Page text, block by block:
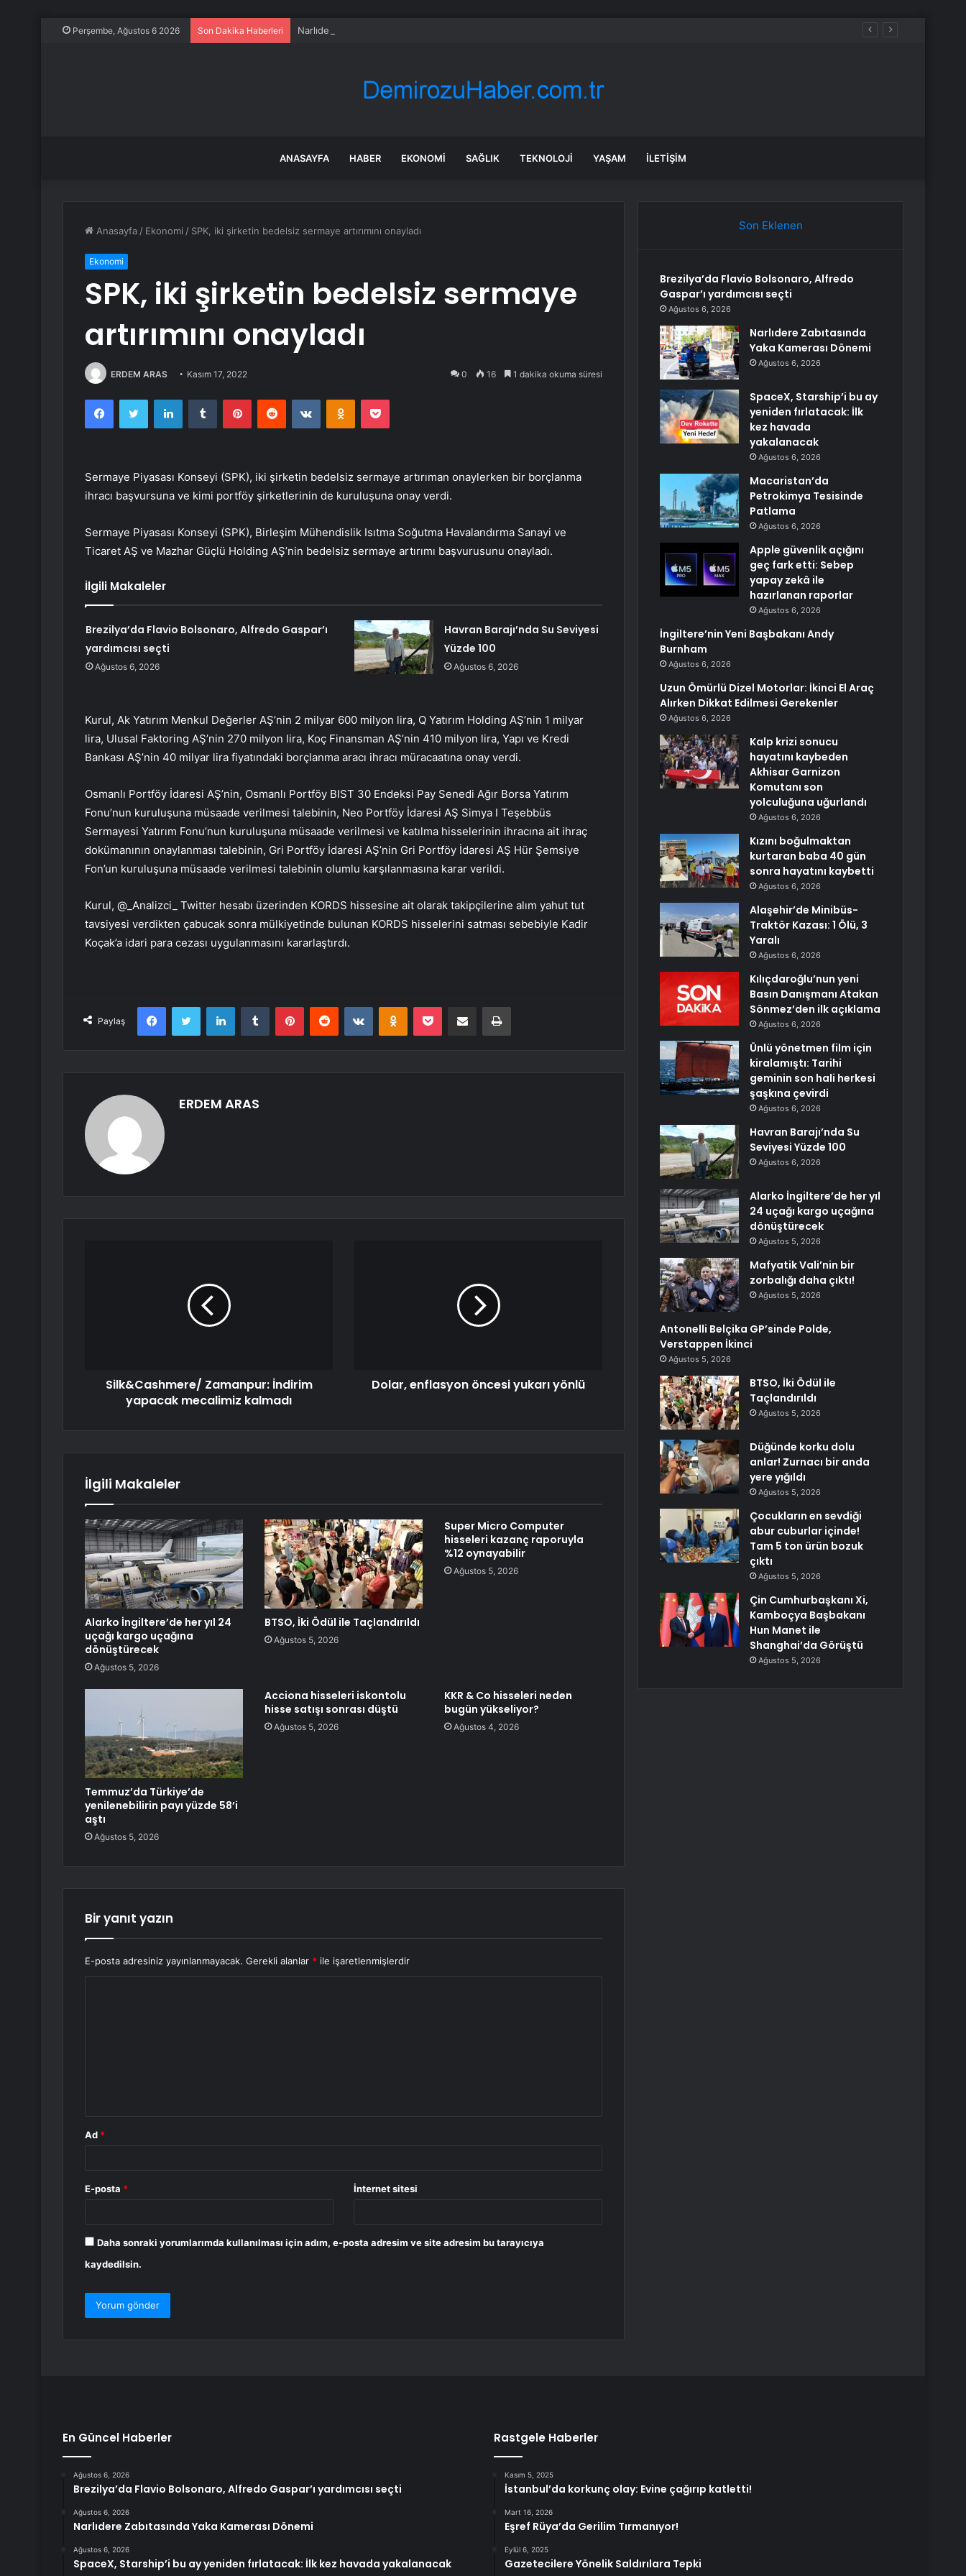
Perşembe, Ağustos 6 2026 Son Dakika Haberleri Narlıdere Zabıtasında Yaka Kamerası Dönemi
ANASAYFA HABER EKONOMI SAĞLIK TEKNOLOJI YAŞAM İLETIŞIM
Anasayfa / Ekonomi / SPK, iki şirketin bedelsiz sermaye artırımını onayladı
Ekonomi
SPK, iki şirketin bedelsiz sermaye
artırımını onayladı
ERDEM ARAS Kasım 17, 2022 0 16 1 dakika okuma süresi
FacebookTwitter LinkedInTumblr PinterestReddit VKontakteOdnoklassniki
Pocket
Sermaye Piyasası Konseyi (SPK), iki şirketin bedelsiz sermaye artırıman onaylerken bir borçlanma
ihracı başvursuna ve kimi portföy şirketlerinin de kuruluşuna onay verdi.
Sermaye Piyasası Konseyi (SPK), Birleşim Mühendislik Isıtma Soğutma Havalandırma Sanayi ve
Ticaret AŞ ve Mazhar Güçlü Holding AŞ’nin bedelsiz sermaye artırımı başvurusunu onayladı.
İlgili Makaleler
Brezilya’da Flavio Bolsonaro, Alfredo Gaspar’ı
yardımcısı seçti
Ağustos 6, 2026
Havran Barajı’nda Su Seviyesi
Yüzde 100
Ağustos 6, 2026
Kurul, Ak Yatırım Menkul Değerler AŞ’nin 2 milyar 600 milyon lira, Q Yatırım Holding AŞ’nin 1 milyar
lira, Ulusal Faktoring AŞ’nin 270 milyon lira, Koç Finansman AŞ’nin 410 milyon lira, Yapı ve Kredi
Bankası AŞ’nin 40 milyar lira fiyatındaki borçlanma aracı ihracı müracaatına onay verdi.
Osmanlı Portföy İdaresi AŞ’nin, Osmanlı Portföy BIST 30 Endeksi Pay Senedi Ağır Borsa Yatırım
Fonu’nun kuruluşuna müsaade verilmesi talebinin, Neo Portföy İdaresi AŞ Simya I Teşebbüs
Sermayesi Yatırım Fonu’nun kuruluşuna müsaade verilmesi ve katılma hisselerinin ihracına ait ihraç
dokümanının onaylanması talebinin, Gri Portföy İdaresi AŞ’nin Gri Portföy İdaresi AŞ Hür Şemsiye
Fon’un kuruluşuna müsaade verilmesi talebinin olumlu karşılanmasına karar verildi.
Kurul, @_Analizci_ Twitter hesabı üzerinden KORDS hissesine ait olarak takipçilerine alım yahut tut
tavsiyesi verdikten çabucak sonra mülkiyetinde bulunan KORDS hisselerini satması sebebiyle Kadir
Koçak’a idari para cezası uygulanmasını kararlaştırdı.
Paylaş
FacebookTwitter LinkedInTumblr PinterestReddit VKontakteOdnoklassniki
Pocket E-Posta ile paylaş Yazdır
ERDEM ARAS
Silk&Cashmere/ Zamanpur: İndirim
yapacak mecalimiz kalmadı
Dolar, enflasyon öncesi yukarı yönlü
İlgili Makaleler
Alarko İngiltere’de her yıl 24
uçağı kargo uçağına
dönüştürecek
Ağustos 5, 2026
BTSO, İki Ödül ile Taçlandırıldı
Ağustos 5, 2026
Super Micro Computer
hisseleri kazanç raporuyla
%12 oynayabilir
Ağustos 5, 2026
Temmuz’da Türkiye’de
yenilenebilirin payı yüzde 58’i
aştı
Ağustos 5, 2026
Acciona hisseleri iskontolu
hisse satışı sonrası düştü
Ağustos 5, 2026
KKR & Co hisseleri neden
bugün yükseliyor?
Ağustos 4, 2026
Bir yanıt yazın
E-posta adresiniz yayınlanmayacak. Gerekli alanlar * ile işaretlenmişlerdir
Ad *
E-posta * İnternet sitesi
Daha sonraki yorumlarımda kullanılması için adım, e-posta adresim ve site adresim bu tarayıcıya
kaydedilsin.
Son Eklenen
Brezilya’da Flavio Bolsonaro, Alfredo
Gaspar’ı yardımcısı seçti
Ağustos 6, 2026
Narlıdere Zabıtasında
Yaka Kamerası Dönemi
Ağustos 6, 2026
SpaceX, Starship’i bu ay
yeniden fırlatacak: İlk
kez havada
yakalanacak
Ağustos 6, 2026
Macaristan’da
Petrokimya Tesisinde
Patlama
Ağustos 6, 2026
Apple güvenlik açığını
geç fark etti: Sebep
yapay zekâ ile
hazırlanan raporlar
Ağustos 6, 2026
İngiltere’nin Yeni Başbakanı Andy
Burnham
Ağustos 6, 2026
Uzun Ömürlü Dizel Motorlar: İkinci El Araç
Alırken Dikkat Edilmesi Gerekenler
Ağustos 6, 2026
Kalp krizi sonucu
hayatını kaybeden
Akhisar Garnizon
Komutanı son
yolculuğuna uğurlandı
Ağustos 6, 2026
Kızını boğulmaktan
kurtaran baba 40 gün
sonra hayatını kaybetti
Ağustos 6, 2026
Alaşehir’de Minibüs-
Traktör Kazası: 1 Ölü, 3
Yaralı
Ağustos 6, 2026
Kılıçdaroğlu’nun yeni
Basın Danışmanı Atakan
Sönmez’den ilk açıklama
Ağustos 6, 2026
Ünlü yönetmen film için
kiralamıştı: Tarihi
geminin son hali herkesi
şaşkına çevirdi
Ağustos 6, 2026
Havran Barajı’nda Su
Seviyesi Yüzde 100
Ağustos 6, 2026
Alarko İngiltere’de her yıl
24 uçağı kargo uçağına
dönüştürecek
Ağustos 5, 2026
Mafyatik Vali’nin bir
zorbalığı daha çıktı!
Ağustos 5, 2026
Antonelli Belçika GP’sinde Polde,
Verstappen İkinci
Ağustos 5, 2026
BTSO, İki Ödül ile
Taçlandırıldı
Ağustos 5, 2026
Düğünde korku dolu
anlar! Zurnacı bir anda
yere yığıldı
Ağustos 5, 2026
Çocukların en sevdiği
abur cuburlar içinde!
Tam 5 ton ürün bozuk
çıktı
Ağustos 5, 2026
Çin Cumhurbaşkanı Xi,
Kamboçya Başbakanı
Hun Manet ile
Shanghai’da Görüştü
Ağustos 5, 2026
En Güncel Haberler
Ağustos 6, 2026
Brezilya’da Flavio Bolsonaro, Alfredo Gaspar’ı yardımcısı seçti
Ağustos 6, 2026
Narlıdere Zabıtasında Yaka Kamerası Dönemi
Ağustos 6, 2026
SpaceX, Starship’i bu ay yeniden fırlatacak: İlk kez havada yakalanacak
Rastgele Haberler
Kasım 5, 2025
İstanbul’da korkunç olay: Evine çağırıp katletti!
Mart 16, 2026
Eşref Rüya’da Gerilim Tırmanıyor!
Eylül 6, 2025
Gazetecilere Yönelik Saldırılara Tepki